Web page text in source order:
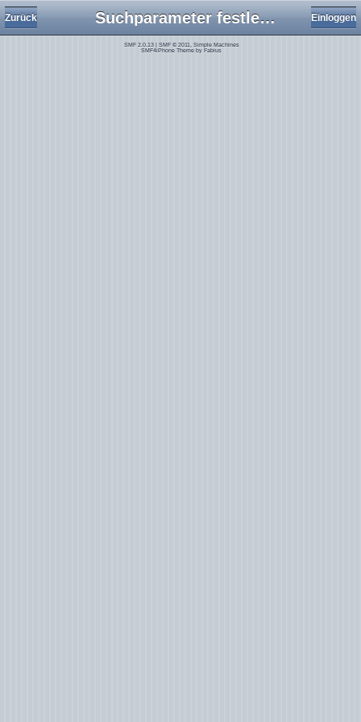
Suchparameter festlegen
Zurück Einloggen
SMF 2.0.13| SMF © 2011
Simple Machines
SMF4iPhone Theme by Fabius